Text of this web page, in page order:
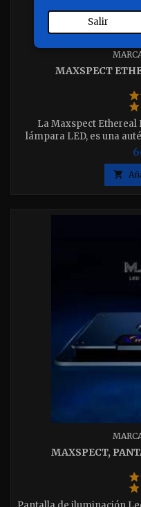
MAXSPECT
La Maxspect Ethereal
lámpara LED, es una
para acuarios marinos.
exigentes, ofrece una
potencia,

MAXSPECT,
Salir